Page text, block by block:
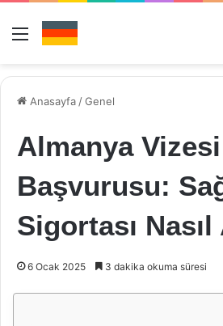
Menü
Anasayfa /Genel
Almanya Vizesi
Başvurusu:
Sigortası Nasıl
6 Ocak 2025 3 dakika okuma süresi